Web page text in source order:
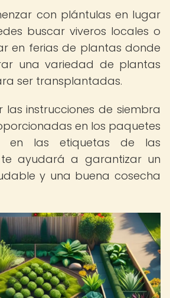
con plántulas en lugar
buscar viveros locales o
en ferias de plantas donde
una variedad de plantas
ser transplantadas.
las instrucciones de siembra
en los paquetes
en las etiquetas de las
te ayudará a garantizar un
y una buena cosecha